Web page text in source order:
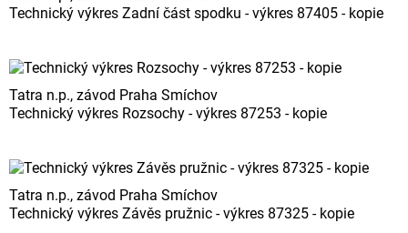
Technický výkres Zadní část spodku - výkres 87405 - kopie
Tatra n.p., závod Praha Smíchov
Technický výkres Rozsochy - výkres 87253 - kopie
Tatra n.p., závod Praha Smíchov
Technický výkres Závěs pružnic - výkres 87325 - kopie